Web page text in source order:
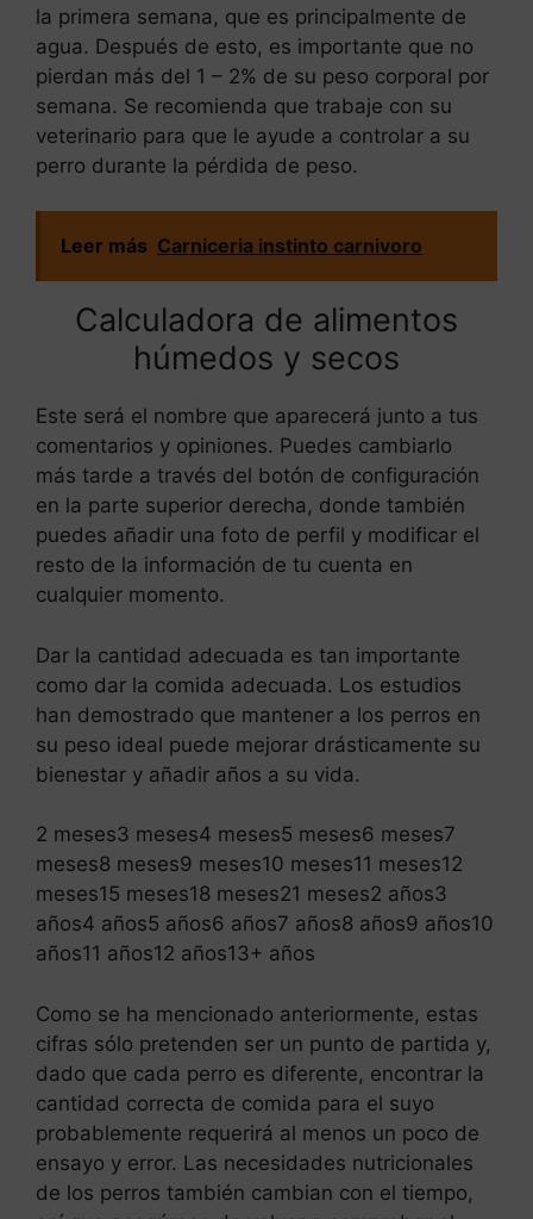
la primera semana, que es principalmente de
agua. Después de esto, es importante que no
pierdan más del 1 – 2% de su peso corporal por
semana. Se recomienda que trabaje con su
veterinario para que le ayude a controlar a su
perro durante la pérdida de peso.
Leer más Carniceria instinto carnivoro
Calculadora de alimentos
húmedos y secos
Este será el nombre que aparecerá junto a tus
comentarios y opiniones. Puedes cambiarlo
más tarde a través del botón de configuración
en la parte superior derecha, donde también
puedes añadir una foto de perfil y modificar el
resto de la información de tu cuenta en
cualquier momento.
Dar la cantidad adecuada es tan importante
como dar la comida adecuada. Los estudios
han demostrado que mantener a los perros en
su peso ideal puede mejorar drásticamente su
bienestar y añadir años a su vida.
2 meses3 meses4 meses5 meses6 meses7
meses8 meses9 meses10 meses11 meses12
meses15 meses18 meses21 meses2 años3
años4 años5 años6 años7 años8 años9 años10
años11 años12 años13+ años
Como se ha mencionado anteriormente, estas
cifras sólo pretenden ser un punto de partida y,
dado que cada perro es diferente, encontrar la
cantidad correcta de comida para el suyo
probablemente requerirá al menos un poco de
ensayo y error. Las necesidades nutricionales
de los perros también cambian con el tiempo,